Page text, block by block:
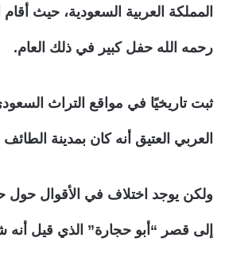
المملكة العربية السعودية، حيث أقام
رحمه الله حفل كبير في ذلك العام.
ثبت تاريخيًا في مواقع التراث
العربي العتيق أنه كان بمدينة الطائف
ولكن يوجد اختلاف في الأقوال حول
إلى قصر “أبو حجارة” الذي قيل أنه